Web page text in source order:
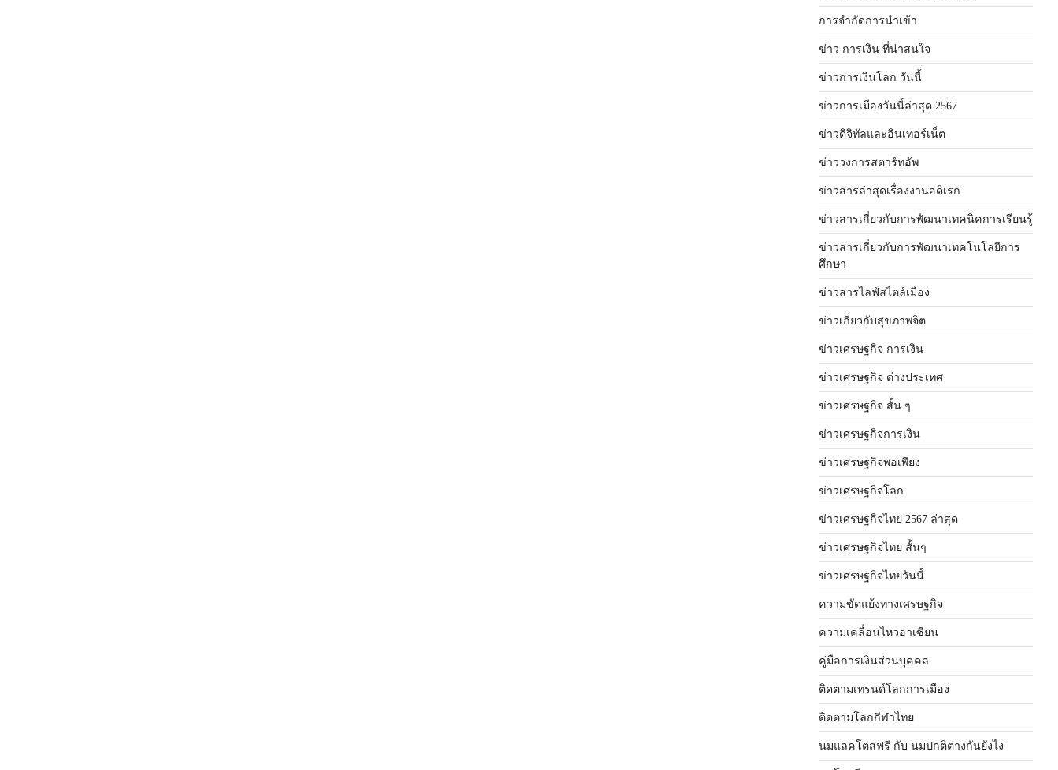
การจำกัดการนำเข้า
ข่าว การเงิน ที่น่าสนใจ
ข่าวการเงินโลก วันนี้
ข่าวการเมืองวันนี้ล่าสุด 2567
ข่าวดิจิทัลและอินเทอร์เน็ต
ข่าววงการสตาร์ทอัพ
ข่าวสารล่าสุดเรื่องงานอดิเรก
ข่าวสารเกี่ยวกับการพัฒนาเทคนิคการเรียนรู้
ข่าวสารเกี่ยวกับการพัฒนาเทคโนโลยีการ
ศึกษา
ข่าวสารไลฟ์สไตล์เมือง
ข่าวเกี่ยวกับสุขภาพจิต
ข่าวเศรษฐกิจ การเงิน
ข่าวเศรษฐกิจ ต่างประเทศ
ข่าวเศรษฐกิจ สั้น ๆ
ข่าวเศรษฐกิจการเงิน
ข่าวเศรษฐกิจพอเพียง
ข่าวเศรษฐกิจโลก
ข่าวเศรษฐกิจไทย 2567 ล่าสุด
ข่าวเศรษฐกิจไทย สั้นๆ
ข่าวเศรษฐกิจไทยวันนี้
ความขัดแย้งทางเศรษฐกิจ
ความเคลื่อนไหวอาเซียน
คู่มือการเงินส่วนบุคคล
ติดตามเทรนด์โลกการเมือง
ติดตามโลกกีฬาไทย
นมแลคโตสฟรี กับ นมปกติต่างกันยังไง